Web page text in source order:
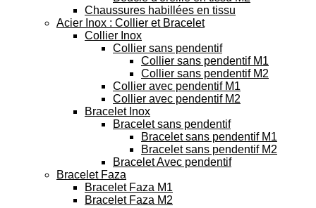
Chaussures habillées en tissu
Acier Inox : Collier et Bracelet
Collier Inox
Collier sans pendentif
Collier sans pendentif M1
Collier sans pendentif M2
Collier avec pendentif M1
Collier avec pendentif M2
Bracelet Inox
Bracelet sans pendentif
Bracelet sans pendentif M1
Bracelet sans pendentif M2
Bracelet Avec pendentif
Bracelet Faza
Bracelet Faza M1
Bracelet Faza M2